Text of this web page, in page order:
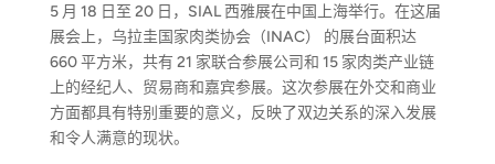
5 月 18 日至 20 日，SIAL 西雅展在中国上海举行。在这届
展会上，乌拉圭国家肉类协会（INAC） 的展台面积达
660 平方米，共有 21 家联合参展公司和 15 家肉类产业链
上的经纪人、贸易商和嘉宾参展。这次参展在外交和商业
方面都具有特别重要的意义，反映了双边关系的深入发展
和令人满意的现状。